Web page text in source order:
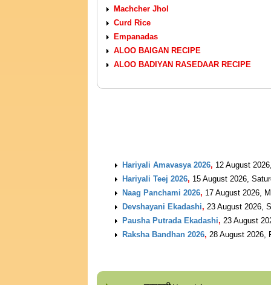
Machcher Jhol
Curd Rice
Empanadas
ALOO BAIGAN RECIPE
ALOO BADIYAN RASEDAAR RECIPE
Hariyali Amavasya 2026, 12 August
Hariyali Teej 2026, 15 August 2026,
Naag Panchami 2026, 17 August 2026,
Devshayani Ekadashi, 23 August 2026,
Pausha Putrada Ekadashi, 23 August
Raksha Bandhan 2026, 28 August 2026,